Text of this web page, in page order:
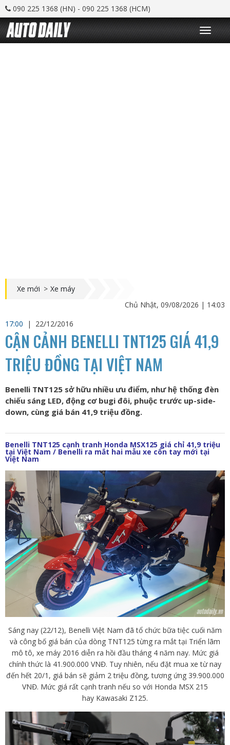
090 225 1368 (HN) - 090 225 1368 (HCM)
T
o
g
Xe mới > Xe máy
Chủ Nhật, 09/08/2026 | 14:03
17:00
| 22/12/2016
CẬN CẢNH BENELLI TNT125 GIÁ 41,9
TRIỆU ĐỒNG TẠI VIỆT NAM
Benelli TNT125 sở hữu nhiều ưu điểm, như hệ thống đèn
chiếu sáng LED, động cơ bugi đôi, phuộc trước up-side-
down, cùng giá bán 41,9 triệu đồng.
Benelli TNT125 cạnh tranh Honda MSX125 giá chỉ 41,9 triệu
tại Việt Nam / Benelli ra mắt hai mẫu xe côn tay mới tại
Việt Nam
Sáng nay (22/12), Benelli Việt Nam đã tổ chức bữa tiệc cuối năm
và công bố giá bán của dòng TNT125 từng ra mắt tại Triển lãm
mô tô, xe máy 2016 diễn ra hồi đầu tháng 4 năm nay. Mức giá
chính thức là 41.900.000 VNĐ. Tuy nhiên, nếu đặt mua xe từ nay
đến hết 20/1, giá bán sẽ giảm 2 triệu đồng, tương ứng 39.900.000
VNĐ. Mức giá rất cạnh tranh nếu so với Honda MSX 215
hay Kawasaki Z125.